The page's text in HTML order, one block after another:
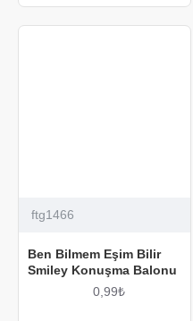
ftg1466
Ben Bilmem Eşim Bilir
Smiley Konuşma Balonu
0,99₺